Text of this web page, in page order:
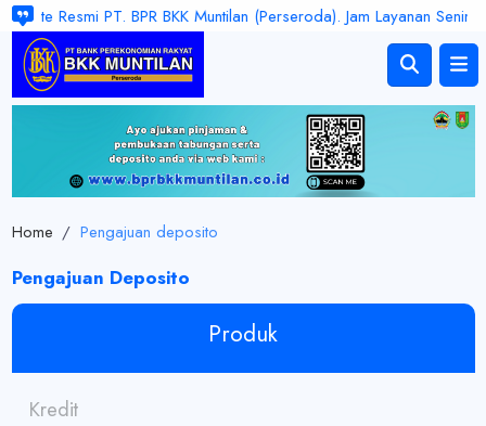
Resmi PT. BPR BKK Muntilan (Perseroda). Jam Layanan Senin -
Pengajuan Deposito
Home / Pengajuan deposito
Produk
Kredit